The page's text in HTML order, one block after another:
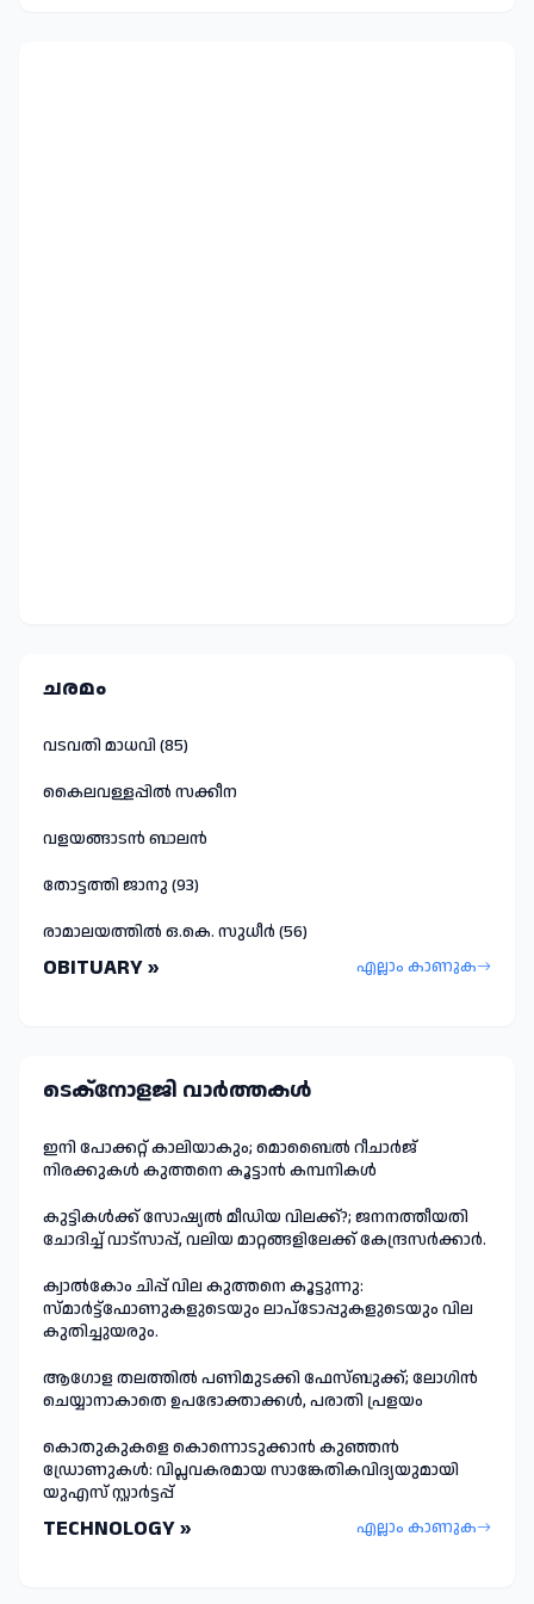
ചരമം
വടവതി മാധവി (85)
കൈലവള്ളപ്പിൽ സക്കീന
വളയങ്ങാടൻ ബാലൻ
തോട്ടത്തി ജാനു (93)
രാമാലയത്തിൽ ഒ.കെ. സുധീർ (56)
OBITUARY » എല്ലാം കാണുക
ടെക്നോളജി വാർത്തകള്‍
ഇനി പോക്കറ്റ് കാലിയാകും; മൊബൈൽ റീചാർജ്
നിരക്കുകൾ കുത്തനെ കൂട്ടാൻ കമ്പനികൾ
കുട്ടികൾക്ക് സോഷ്യൽ മീഡിയ വിലക്ക്?; ജനനത്തീയതി
ചോദിച്ച് വാട്‌സാപ്പ്, വലിയ മാറ്റങ്ങളിലേക്ക് കേന്ദ്രസർക്കാർ.
ക്വാൽകോം ചിപ്പ് വില കുത്തനെ കൂട്ടുന്നു:
സ്മാർട്ട്ഫോണുകളുടെയും ലാപ്ടോപ്പുകളുടെയും വില
കുതിച്ചുയരും.
ആഗോള തലത്തിൽ പണിമുടക്കി ഫേസ്ബുക്ക്; ലോഗിന്‍
ചെയ്യാനാകാതെ ഉപഭോക്താക്കള്‍, പരാതി പ്രളയം
കൊതുകുകളെ കൊന്നൊടുക്കാൻ കുഞ്ഞൻ
ഡ്രോണുകൾ: വിപ്ലവകരമായ സാങ്കേതികവിദ്യയുമായി
യുഎസ് സ്റ്റാർട്ടപ്പ്
TECHNOLOGY » എല്ലാം കാണുക